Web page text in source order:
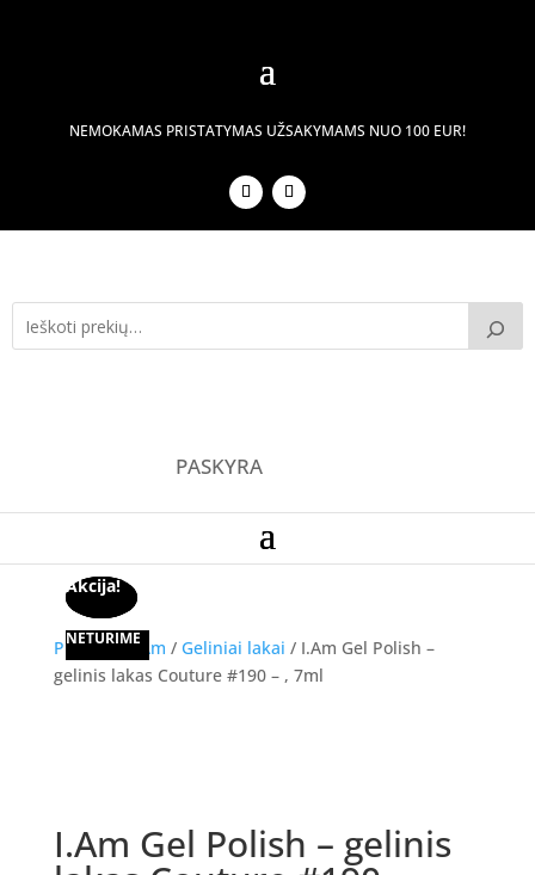
NEMOKAMAS PRISTATYMAS UŽSAKYMAMS NUO 100 EUR!
PASKYRA
Pradžia/I.Am / Geliniai lakai / I.Am Gel Polish –
gelinis lakas Couture #190 – , 7ml
I.Am Gel Polish – gelinis
Akcija!
Akcija!
NETURIME
Akcija!